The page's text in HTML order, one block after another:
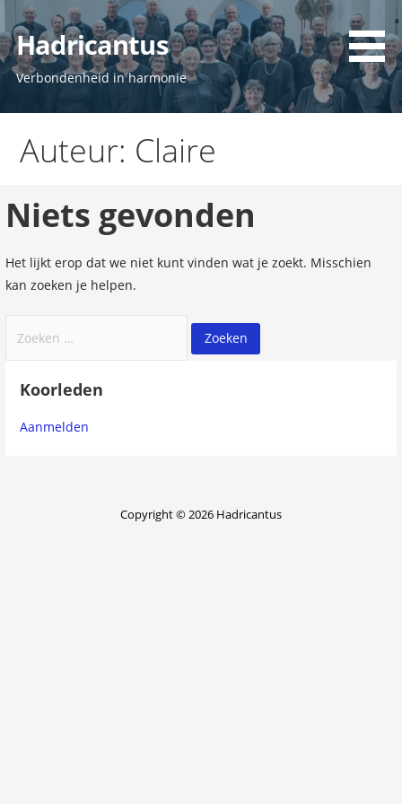
naar
de
inhoud
Hadricantus
Verbondenheid in harmonie
Auteur: Claire
Niets gevonden
Het lijkt erop dat we niet kunt vinden wat je zoekt. Misschien
kan zoeken je helpen.
naar:
Koorleden
Aanmelden
Copyright © 2026 Hadricantus